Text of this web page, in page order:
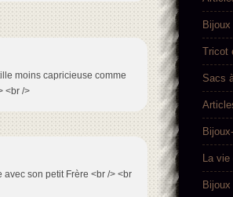
moins capricieuse comme
<br />
avec son petit Frère <br /> <br
Tricot
Sacs
La
Bijoux